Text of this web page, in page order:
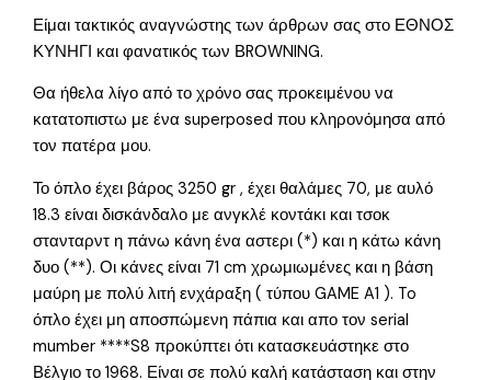
Είμαι τακτικός αναγνώστης των άρθρων σας στο ΕΘΝΟΣ
ΚΥΝΗΓΙ και φανατικός των ΒRΟWNING.
Θα ήθελα λίγο από το χρόνο σας προκειμένου να
κατατοπιστω με ένα superposed που κληρονόμησα από
τον πατέρα μου.
Το όπλο έχει βάρος 3250 gr , έχει θαλάμες 70, με αυλό
18.3 είναι δισκάνδαλο με ανγκλέ κοντάκι και τσοκ
στανταρντ η πάνω κάνη ένα αστερι (*) και η κάτω κάνη
δυο (**). Οι κάνες είναι 71 cm χρωμιωμένες και η βάση
μαύρη με πολύ λιτή ενχάραξη ( τύπου GAME A1 ). To
όπλο έχει μη αποσπώμενη πάπια και απο τον serial
mumber ****S8 προκύπτει ότι κατασκευάστηκε στο
Βέλγιο το 1968. Είναι σε πολύ καλή κατάσταση και στην